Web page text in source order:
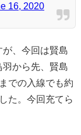
16, 2020
、今回は賢島
から先、賢島
での入線でも約
た。今回充てら